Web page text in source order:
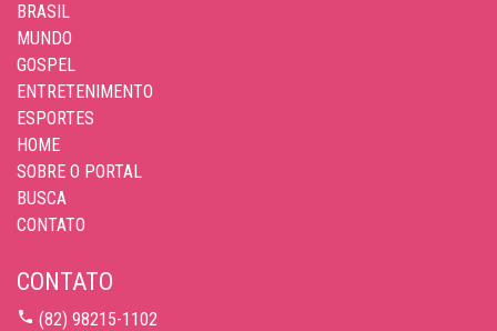
BRASIL
MUNDO
GOSPEL
ENTRETENIMENTO
ESPORTES
HOME
SOBRE O PORTAL
BUSCA
CONTATO
CONTATO
(82) 98215-1102